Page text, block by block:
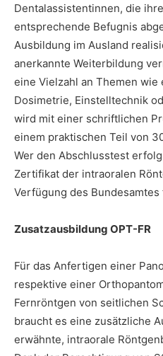
Dentalassistentinnen, die
entsprechende Befugnis
Ausbildung im Ausland
anerkannte Weiterbildung
eine Vielzahl an Themen wie
Dosimetrie, Einstelltechnik
wird mit einer schriftlichen
einem praktischen Teil von
Wer den Abschlusstest
Zertifikat der intraoralen
Verfügung des
Zusatzausbildung OPT-FR
Für das Anfertigen einer
respektive einer
Fernröntgen von seitlichen
braucht es eine zusätzliche
erwähnte, intraorale